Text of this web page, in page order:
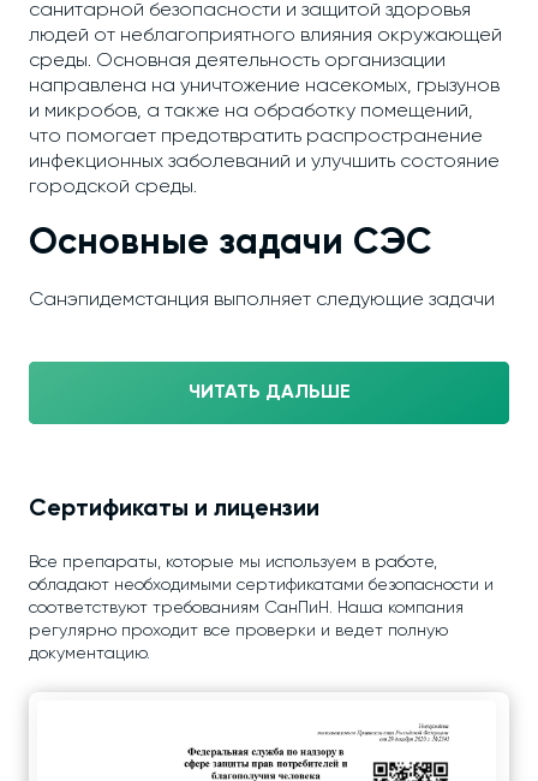
санитарной безопасности и защитой здоровья
людей от неблагоприятного влияния окружающей
среды. Основная деятельность организации
направлена на уничтожение насекомых, грызунов
и микробов, а также на обработку помещений,
что помогает предотвратить распространение
инфекционных заболеваний и улучшить состояние
городской среды.
Основные задачи СЭС
Санэпидемстанция выполняет следующие задачи
ЧИТАТЬ ДАЛЬШЕ
Сертификаты и лицензии
Все препараты, которые мы используем в работе,
обладают необходимыми сертификатами безопасности и
соответствуют требованиям СанПиН. Наша компания
регулярно проходит все проверки и ведет полную
документацию.